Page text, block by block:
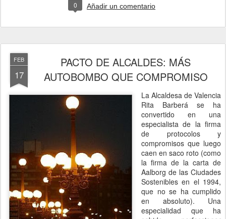
0 Añadir un comentario
FEB
17
PACTO DE ALCALDES: MÁS
AUTOBOMBO QUE COMPROMISO
La Alcaldesa de Valencia
Rita Barberá se ha
convertido en una
especialista de la firma
de protocolos y
compromisos que luego
caen en saco roto (como
la firma de la carta de
Aalborg de las Ciudades
Sostenibles en el 1994,
que no se ha cumplido
en absoluto). Una
especialidad que ha